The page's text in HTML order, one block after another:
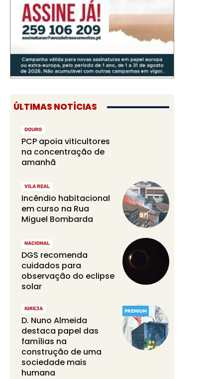
ÚLTIMAS NOTÍCIAS
DOURO
PCP apoia viticultores
na concentração de
amanhã
VILA REAL
Incêndio habitacional
em curso na Rua
Miguel Bombarda
NACIONAL
DGS recomenda
cuidados para
observação do eclipse
solar
PREMIUM
IGREJA
D. Nuno Almeida
destaca papel das
famílias na
construção de uma
sociedade mais
humana